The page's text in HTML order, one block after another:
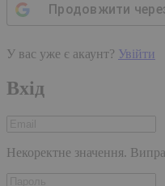
Продовжити
У вас уже є акаунт? Увійти
Вхід
Некоректне значення.